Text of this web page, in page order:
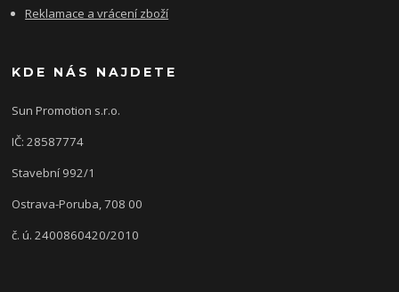
Reklamace a vrácení zboží
KDE NÁS NAJDETE
Sun Promotion s.r.o.
IČ: 28587774
Stavební 992/1
Ostrava-Poruba, 708 00
č. ú. 2400860420/2010